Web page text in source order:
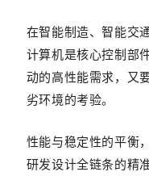
在智能制造、智能交
计算机是核心控制部
动的高性能需求，又
劣环境的考验。
性能与稳定性的平衡
研发设计全链条的精